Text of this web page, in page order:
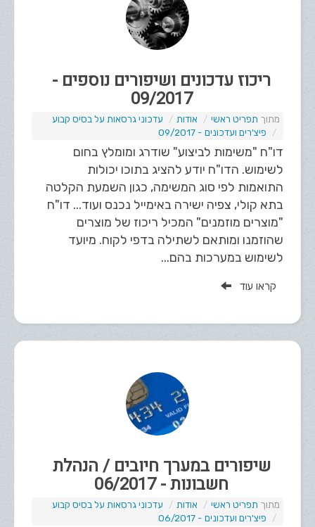
ריכוז עדכונים ושיפורים נוספים -
09/2017
תפריט ראשי אודות
עדכוני גרסאות על בסיס קבוע
פיצ'רים ועדכונים - 09/2017
דו"ח "משימות לביצוע" שודרג ומומלץ בחום
לשימוש. הדו"ח יודע להציג בתוכו יכולות
התואמות לפי סוג המשימה, כגון השמעת הקלטה
בתא קולי, צפיה ישירה באימייל נכנס ועוד... דו"ח
"מוצרים מוזמנים" המכיל ריכוז של מוצרים
שהוזמנו ומותאם לשתילה בדפי לקוח. מיועד
לשימוש במערכות בהם...
קראו עוד
שיפורים במערך חיובים / הנהלת
חשבונות - 06/2017
תפריט ראשי אודות
עדכוני גרסאות על בסיס קבוע
פיצ'רים ועדכונים - 06/2017